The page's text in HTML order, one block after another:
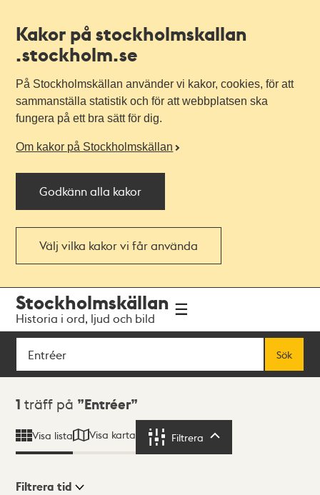
Kakor på stockholmskallan
.stockholm.se
På Stockholmskällan använder vi kakor, cookies, för att
sammanställa statistik och för att webbplatsen ska
fungera på ett bra sätt för dig.
Om kakor på Stockholmskällan
Godkänn alla kakor
Välj vilka kakor vi får använda
navigationen
huvudinnehållet
Stockholmskällan
Historia i ord, ljud och bild
Sök
Sök
Sökresultat
1 träff på Entréer
Visa lista Visa karta Filtrera
Filtrera tid